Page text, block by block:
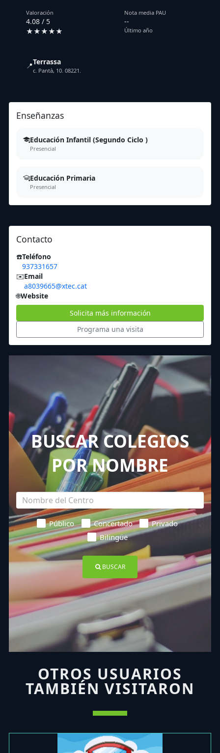
Valoración
4.08 / 5
★★★★★
Nota media PAU
--
Último año
📍Terrassa
c. Pantà, 10. 08221.
Enseñanzas
Educación Infantil (Segundo Ciclo )
Presencial
Educación Primaria
Presencial
Contacto
☎️Teléfono
937331657
✉️Email
a8039665@xtec.cat
🌐Website
Solicita más información
Programa una visita
BUSCAR COLEGIOS
POR NOMBRE
Público Concertado
Privado
Bilingüe
BUSCAR
OTROS USUARIOS
TAMBIÉN VISITARON